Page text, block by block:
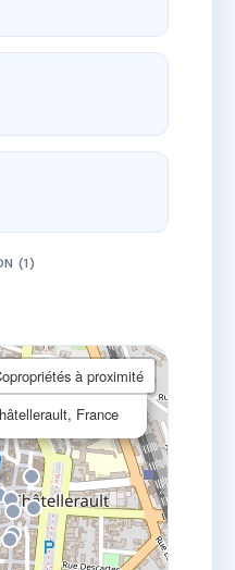
(1)
France
×
à proximité